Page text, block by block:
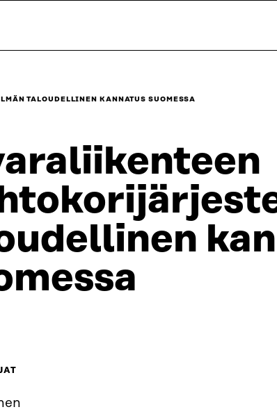
TALOUDELLINEN KANNATUS SUOMESSA